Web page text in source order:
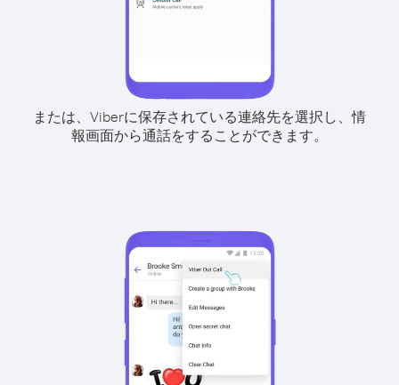
または、Viberに保存されている連絡先を選択し、情
報画面から通話をすることができます。